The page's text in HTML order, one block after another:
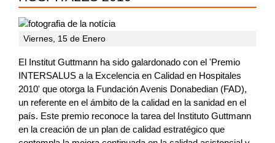
Viernes, 15 de Enero
El Institut Guttmann ha sido galardonado con el 'Premio
INTERSALUS a la Excelencia en Calidad en Hospitales
2010' que otorga la Fundación Avenis Donabedian (FAD),
un referente en el ámbito de la calidad en la sanidad en el
país. Este premio reconoce la tarea del Instituto Guttmann
en la creación de un plan de calidad estratégico que